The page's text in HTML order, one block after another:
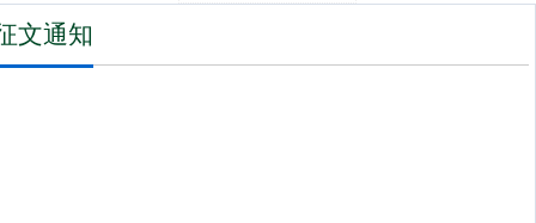
文通知